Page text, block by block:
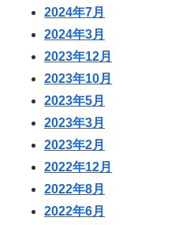
2024年7月
2024年3月
2023年12月
2023年10月
2023年5月
2023年3月
2023年2月
2022年12月
2022年8月
2022年6月